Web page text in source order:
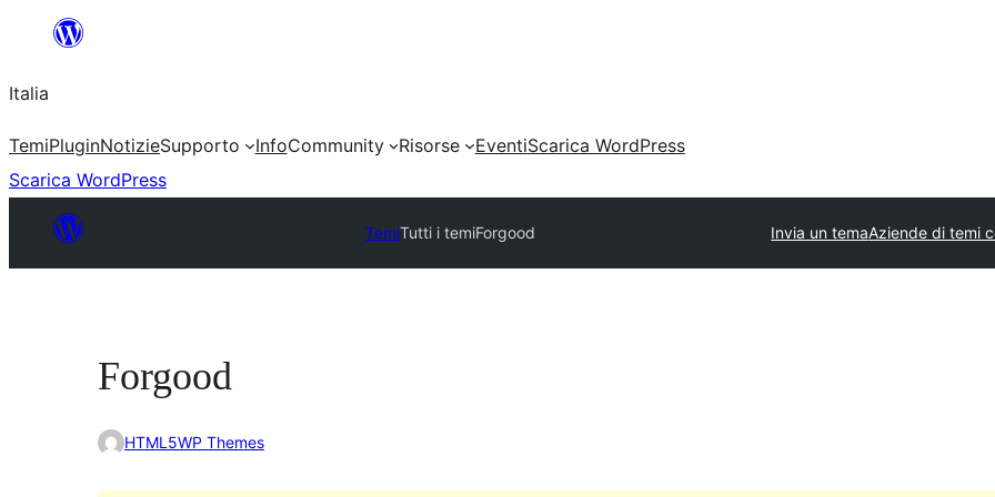
contenuto
Italia
TemiPluginNotizieSupporto InfoCommunity Risorse EventiScarica WordPress
Scarica WordPress
TemiTutti i temiForgood Invia un temaAziende di temi
Forgood
HTML5WP Themes